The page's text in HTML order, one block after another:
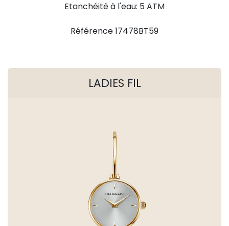
Etanchéité à l'eau: 5 ATM
Référence 17478BT59
LADIES FIL